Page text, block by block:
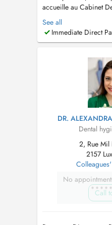
accueille au Cabinet
prise en charge
dentaire. Je réalise les
Parodontologie :
maintenances
See all
Immediate Direct
DR.
Dental
2, Rue Mil
2157
No
Call